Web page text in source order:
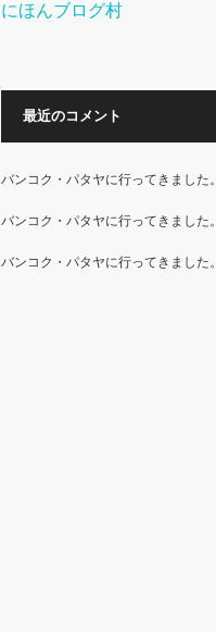
にほんブログ村
最近のコメント
バンコク・パタヤに行ってきました。
バンコク・パタヤに行ってきました。
バンコク・パタヤに行ってきました。